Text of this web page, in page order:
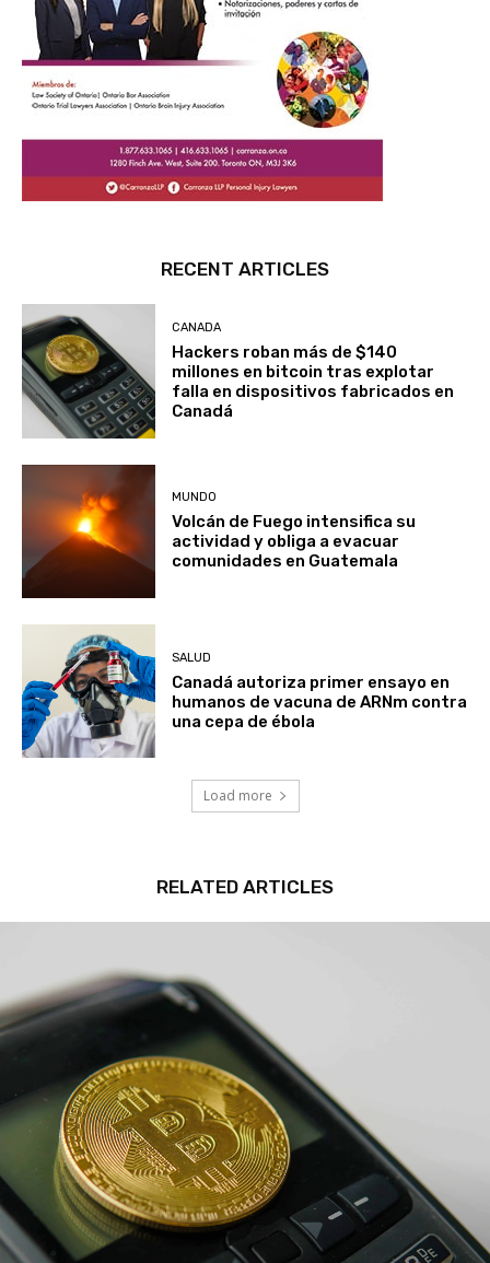
RECENT ARTICLES
CANADA
Hackers roban más de $140
millones en bitcoin tras explotar
falla en dispositivos fabricados en
Canadá
MUNDO
Volcán de Fuego intensifica su
actividad y obliga a evacuar
comunidades en Guatemala
SALUD
Canadá autoriza primer ensayo en
humanos de vacuna de ARNm contra
una cepa de ébola
Load more
RELATED ARTICLES